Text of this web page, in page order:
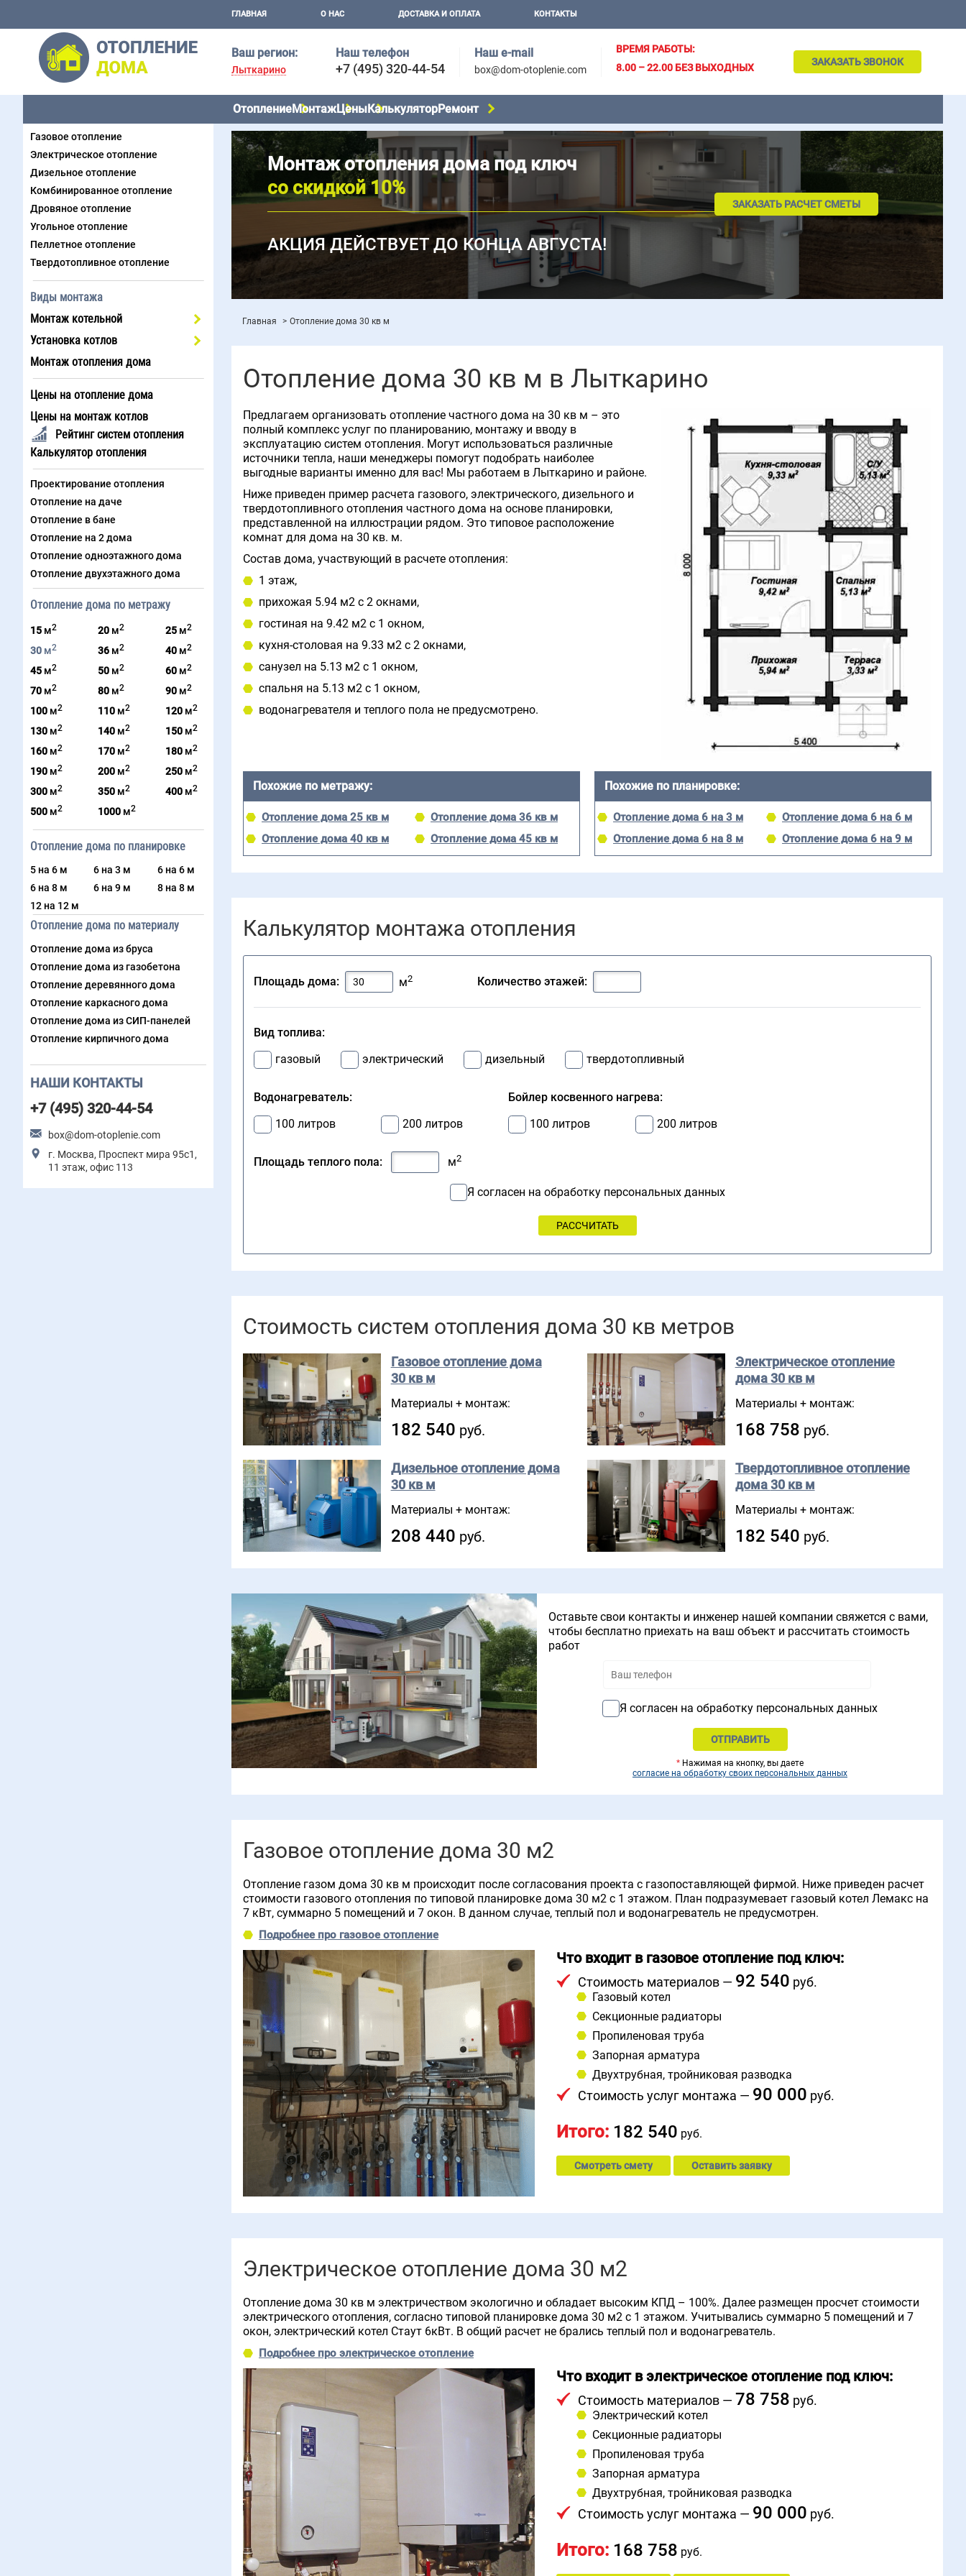
ГЛАВНАЯ О НАС ДОСТАВКА И ОПЛАТА КОНТАКТЫ
Ваш регион:
Лыткарино
Наш телефон
+7 (495) 320-44-54
Наш e-mail
box@dom-otoplenie.com
ВРЕМЯ РАБОТЫ:
8.00 – 22.00 БЕЗ ВЫХОДНЫХ
ЗАКАЗАТЬ ЗВОНОК
ОтоплениеМонтажЦеныКалькуляторРемонт
Газовое отопление
Электрическое отопление
Дизельное отопление
Комбинированное отопление
Дровяное отопление
Угольное отопление
Пеллетное отопление
Твердотопливное отопление
Виды монтажа
Монтаж котельной
Установка котлов
Монтаж отопления дома
Цены на отопление дома
Цены на монтаж котлов
Рейтинг систем отопления
Калькулятор отопления
Проектирование отопления
Отопление на даче
Отопление в бане
Отопление на 2 дома
Отопление одноэтажного дома
Отопление двухэтажного дома
Отопление дома по метражу
15 м2
30 м2
45 м2
70 м2
100 м2
130 м2
160 м2
190 м2
300 м2
500 м2
20 м2
36 м2
50 м2
80 м2
110 м2
140 м2
170 м2
200 м2
350 м2
1000 м2
25 м2
40 м2
60 м2
90 м2
120 м2
150 м2
180 м2
250 м2
400 м2
Отопление дома по планировке
5 на 6 м 6 на 3 м
6 на 6 м
6 на 8 м
6 на 9 м
8 на 8 м
12 на 12 м
Отопление дома по материалу
Отопление дома из бруса
Отопление дома из газобетона
Отопление деревянного дома
Отопление каркасного дома
Отопление дома из СИП-панелей
Отопление кирпичного дома
НАШИ КОНТАКТЫ
+7 (495) 320-44-54
box@dom-otoplenie.com
г. Москва, Проспект мира 95с1,
11 этаж, офис 113
Монтаж отопления дома под ключ
со скидкой 10%
АКЦИЯ ДЕЙСТВУЕТ ДО КОНЦА АВГУСТА!
ЗАКАЗАТЬ РАСЧЕТ СМЕТЫ
Главная Отопление дома 30 кв м
Отопление дома 30 кв м в Лыткарино
Предлагаем организовать отопление частного дома на 30 кв м – это
полный комплекс услуг по планированию, монтажу и вводу в
эксплуатацию систем отопления. Могут использоваться различные
источники тепла, наши менеджеры помогут подобрать наиболее
выгодные варианты именно для вас! Мы работаем в Лыткарино и районе.
Ниже приведен пример расчета газового, электрического, дизельного и
твердотопливного отопления частного дома на основе планировки,
представленной на иллюстрации рядом. Это типовое расположение
комнат для дома на 30 кв. м.
Состав дома, участвующий в расчете отопления:
1 этаж,
прихожая 5.94 м2 с 2 окнами,
гостиная на 9.42 м2 с 1 окном,
кухня-столовая на 9.33 м2 с 2 окнами,
санузел на 5.13 м2 с 1 окном,
спальня на 5.13 м2 с 1 окном,
водонагревателя и теплого пола не предусмотрено.
Похожие по метражу:
Отопление дома 25 кв м
Отопление дома 36 кв м
Отопление дома 40 кв м
Отопление дома 45 кв м
Похожие по планировке:
Отопление дома 6 на 3 м
Отопление дома 6 на 6 м
Отопление дома 6 на 8 м
Отопление дома 6 на 9 м
Калькулятор монтажа отопления
Площадь дома: м2 Количество этажей:
Вид топлива:
газовый электрический дизельный твердотопливный
Водонагреватель:
100 литров 200 литров
Бойлер косвенного нагрева:
100 литров 200 литров
Площадь теплого пола: м2
Я согласен на обработку персональных данных
Стоимость систем отопления дома 30 кв метров
Газовое отопление дома
30 кв м
Материалы + монтаж:
182 540 руб.
Дизельное отопление дома
30 кв м
Материалы + монтаж:
208 440 руб.
Электрическое отопление
дома30 кв м
Материалы + монтаж:
168 758 руб.
Твердотопливное отопление
дома30 кв м
Материалы + монтаж:
182 540 руб.
Оставьте свои контакты и инженер нашей компании свяжется с вами,
чтобы бесплатно приехать на ваш объект и рассчитать стоимость
работ
Я согласен на обработку персональных данных
* Нажимая на кнопку, вы даете
согласие на обработку своих персональных данных
Газовое отопление дома 30 м2
Отопление газом дома 30 кв м происходит после согласования проекта с газопоставляющей фирмой. Ниже приведен расчет
стоимости газового отопления по типовой планировке дома 30 м2 с 1 этажом. План подразумевает газовый котел Лемакс на
7 кВт, суммарно 5 помещений и 7 окон. В данном случае, теплый пол и водонагреватель не предусмотрен.
Подробнее про газовое отопление
Что входит в газовое отопление под ключ:
Стоимость материалов — 92 540 руб.
Газовый котел
Секционные радиаторы
Пропиленовая труба
Запорная арматура
Двухтрубная, тройниковая разводка
Стоимость услуг монтажа — 90 000 руб.
Итого: 182 540 руб.
Смотреть смету Оставить заявку
Электрическое отопление дома 30 м2
Отопление дома 30 кв м электричеством экологично и обладает высоким КПД – 100%. Далее размещен просчет стоимости
электрического отопления, согласно типовой планировке дома 30 м2 с 1 этажом. Учитывались суммарно 5 помещений и 7
окон, электрический котел Стаут 6кВт. В общий расчет не брались теплый пол и водонагреватель.
Подробнее про электрическое отопление
Что входит в электрическое отопление под ключ:
Стоимость материалов — 78 758 руб.
Электрический котел
Секционные радиаторы
Пропиленовая труба
Запорная арматура
Двухтрубная, тройниковая разводка
Стоимость услуг монтажа — 90 000 руб.
Итого: 168 758 руб.